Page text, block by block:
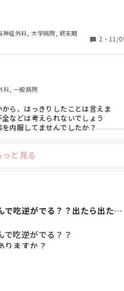
作用ってことであってるんで
経外科, 大学病院, 終末期
2 ・ 11/
科, 一般病院
ら、はっきりしたことは言えま
などは考えられないでしょう
内服してませんでしたか？
と見る
吃逆がでる？？出たら出たで
で吃逆がでる？？
りますか？